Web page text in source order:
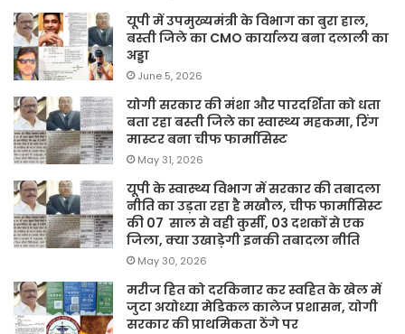
यूपी में उपमुख्यमंत्री के विभाग का बुरा हाल,
बस्ती जिले का CMO कार्यालय बना दलाली का
अड्डा
June 5, 2026
योगी सरकार की मंशा और पारदर्शिता को धता
बता रहा बस्ती जिले का स्वास्थ्य महकमा, रिंग
मास्टर बना चीफ फार्मासिस्ट
May 31, 2026
यूपी के स्वास्थ्य विभाग में सरकार की तबादला
नीति का उड़ता रहा है मखौल, चीफ फार्मासिस्ट
की 07 साल से वही कुर्सी, 03 दशकों से एक
जिला, क्या उखाड़ेगी इनकी तबादला नीति
May 30, 2026
मरीज हित को दरकिनार कर स्वहित के खेल में
जुटा अयोध्या मेडिकल कालेज प्रशासन, योगी
सरकार की प्राथमिकता ठेंगे पर